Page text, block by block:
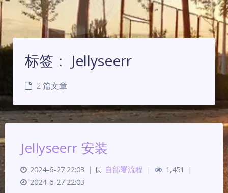
标签： Jellyseerr
2 篇文章
Jellyseerr 安装
2024-6-27 22:03 | 自部署流程 | 1,451
|
2024-6-27 22:03